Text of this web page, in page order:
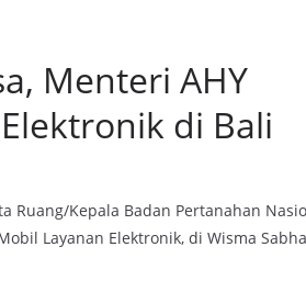
Menteri AHY
di Bali
Ruang/Kepala Badan Pertanahan
Layanan Elektronik, di Wisma